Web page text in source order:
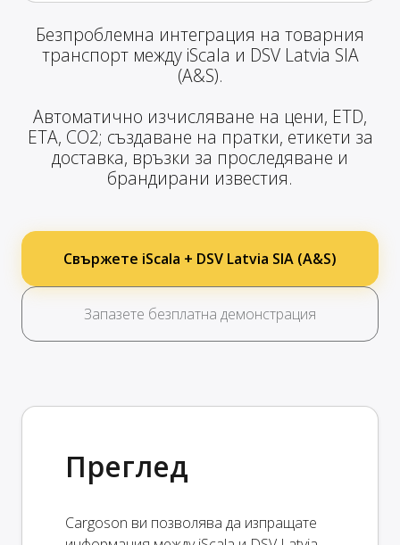
Безпроблемна интеграция на товарния
транспорт между iScala и DSV Latvia SIA
(A&S).
Автоматично изчисляване на цени, ETD,
ETA, CO2; създаване на пратки, етикети за
доставка, връзки за проследяване и
брандирани известия.
Свържете iScala + DSV Latvia SIA (A&S)
Запазете безплатна демонстрация
Преглед
Cargoson ви позволява да изпращате